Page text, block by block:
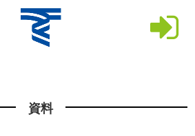
資料